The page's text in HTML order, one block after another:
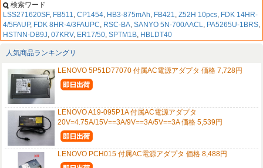
検索ワード
LSS271620SF, FB511, CP1454, HB3-875mAh, FB421, Z52H 10pcs, FDK 14HR-
4/5FAUP, FDK 8HR-4/3FAUPC, RSC-BA, SANYO 5N-700AACL, PA5265U-1BRS,
HSTNN-DB9J, 07KRV, ER17/50, SPTM1B, HBLDT40
人気商品ランキングリ
LENOVO 5P51D77070 付属AC電源アダプタ 価格 7,728円
LENOVO A19-095P1A 付属AC電源アダプタ
20V=4.75A/15V==3A/9V==3A/5V==3A 価格 5,539円
LENOVO PCH015 付属AC電源アダプタ 価格 8,488円